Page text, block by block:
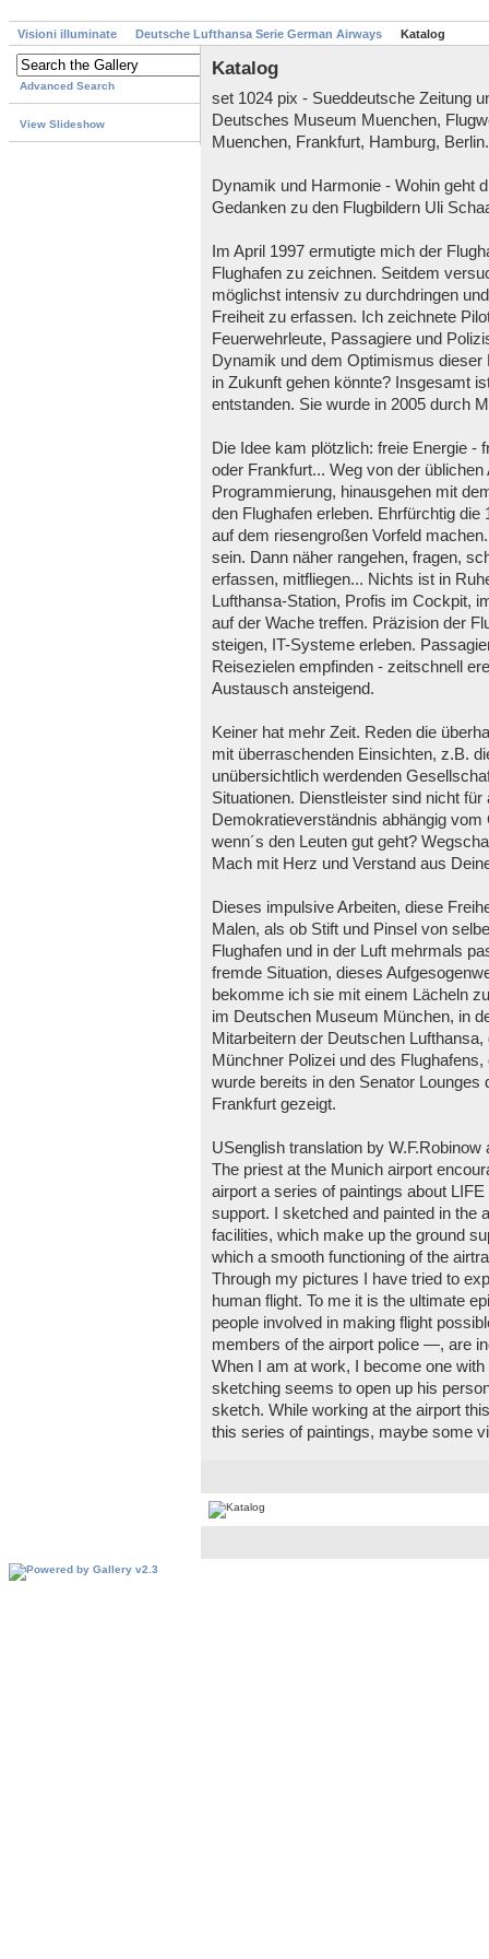
Visioni illuminate Deutsche Lufthansa Serie German Airways Katalog
Advanced Search
View Slideshow
Katalog
set 1024 pix - Sueddeutsche Zeitung
Deutsches Museum Muenchen,
Muenchen, Frankfurt, Hamburg, Berlin.
Dynamik und Harmonie - Wohin geht
Gedanken zu den Flugbildern Uli
Im April 1997 ermutigte mich der
Flughafen zu zeichnen. Seitdem
möglichst intensiv zu durchdringen
Freiheit zu erfassen. Ich zeichnete
Feuerwehrleute, Passagiere und
Dynamik und dem Optimismus
in Zukunft gehen könnte? Insgesamt
entstanden. Sie wurde in 2005 durch
Die Idee kam plötzlich: freie Energie -
oder Frankfurt... Weg von der
Programmierung, hinausgehen mit
den Flughafen erleben. Ehrfürchtig
auf dem riesengroßen Vorfeld
sein. Dann näher rangehen, fragen,
erfassen, mitfliegen... Nichts ist in
Lufthansa-Station, Profis im Cockpit,
auf der Wache treffen. Präzision der
steigen, IT-Systeme erleben.
Reisezielen empfinden - zeitschnell
Austausch ansteigend.
Keiner hat mehr Zeit. Reden die
mit überraschenden Einsichten, z.B.
unübersichtlich werdenden
Situationen. Dienstleister sind nicht
Demokratieverständnis abhängig
wenn´s den Leuten gut geht?
Mach mit Herz und Verstand aus
Dieses impulsive Arbeiten, diese
Malen, als ob Stift und Pinsel von
Flughafen und in der Luft mehrmals
fremde Situation, dieses
bekomme ich sie mit einem Lächeln
im Deutschen Museum München, in
Mitarbeitern der Deutschen
Münchner Polizei und des
wurde bereits in den Senator
Frankfurt gezeigt.
USenglish translation by W.F.Robinow
The priest at the Munich airport
airport a series of paintings about
support. I sketched and painted in the
facilities, which make up the ground
which a smooth functioning of the
Through my pictures I have tried to
human flight. To me it is the ultimate
people involved in making flight
members of the airport police —, are
When I am at work, I become one
sketching seems to open up his
sketch. While working at the airport
this series of paintings, maybe some